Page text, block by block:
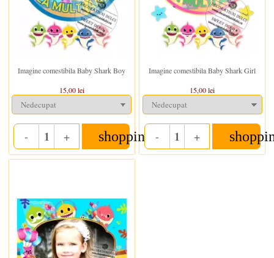
In stoc
Imagine comestibila Baby Shark Boy
15,00 lei
- Quantity
+ shopping_cart
In stoc
Imagine comestibila Baby Shark Girl
15,00 lei
- Quantity
+